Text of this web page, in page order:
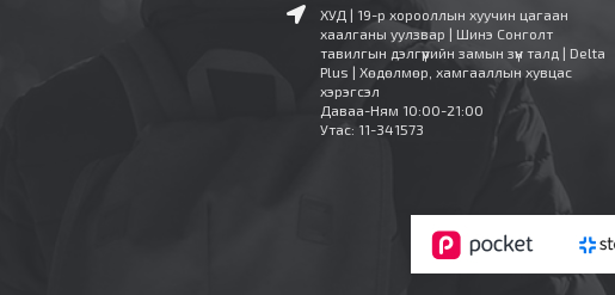
ХУД | 19-р хорооллын хуучин цагаан
хаалганы уулзвар | Шинэ Сонголт
тавилгын дэлгүүрийн замын зүүн талд | Delta
Plus | Хөдөлмөр, хамгааллын хувцас
хэрэгсэл
Даваа-Ням 10:00-21:00
Утас: 11-341573